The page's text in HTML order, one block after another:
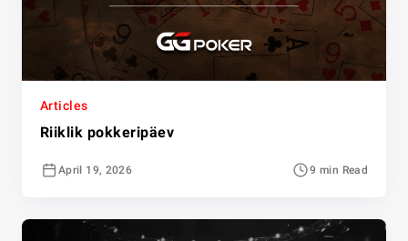
Articles
Riiklik pokkeripäev
April 19, 2026 9 min Read